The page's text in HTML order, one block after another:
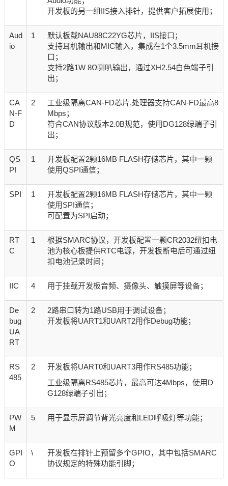
开发板的另一组IIS接入排针，提供客户拓展使用；
Aud
io
1
默认板载NAU88C22YG芯片，IIS接口；
支持耳机输出和MIC输入，集成在1个3.5mm耳机接
口；
支持2路1W 8Ω喇叭输出，通过XH2.54白色端子引
出；
CA
N-F
D
2
工业级隔离CAN-FD芯片,处理器支持CAN-FD最高8
Mbps；
符合CAN协议版本2.0B规范，使用DG128绿端子引
出；
QS
PI
1
开发板配置2颗16MB FLASH存储芯片，其中一颗
使用QSPI通信；
SPI 1
开发板配置2颗16MB FLASH存储芯片，其中一颗
使用SPI通信；
可配置为SPI启动；
RT
C
1
根据SMARC协议，开发板配置一颗CR2032纽扣电
池为核心板提供RTC电源，开发板断电后可通过纽
扣电池记录时间；
IIC 4 用于挂载开发板音频、摄像头、触摸屏等设备；
De
bug
UA
RT
2
2路串口转为1路USB用于调试设备；
开发板将UART1和UART2用作Debug功能；
RS
485
2
开发板将UART0和UART3用作RS485功能；
工业级隔离RS485芯片，最高可达4Mbps，使用D
G128绿端子引出；
PW
M
5 用于显示屏调节背光亮度和LED呼吸灯等功能；
GPI
O
\
开发板在排针上预留多个GPIO，其中包括SMARC
协议规定的特殊功能引脚；